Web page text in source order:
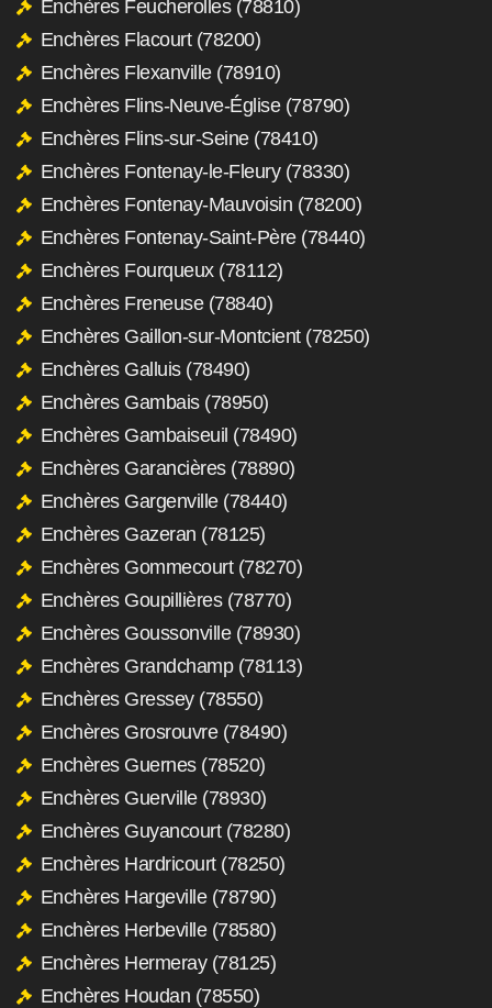
Enchères Feucherolles (78810)
Enchères Flacourt (78200)
Enchères Flexanville (78910)
Enchères Flins-Neuve-Église (78790)
Enchères Flins-sur-Seine (78410)
Enchères Fontenay-le-Fleury (78330)
Enchères Fontenay-Mauvoisin (78200)
Enchères Fontenay-Saint-Père (78440)
Enchères Fourqueux (78112)
Enchères Freneuse (78840)
Enchères Gaillon-sur-Montcient (78250)
Enchères Galluis (78490)
Enchères Gambais (78950)
Enchères Gambaiseuil (78490)
Enchères Garancières (78890)
Enchères Gargenville (78440)
Enchères Gazeran (78125)
Enchères Gommecourt (78270)
Enchères Goupillières (78770)
Enchères Goussonville (78930)
Enchères Grandchamp (78113)
Enchères Gressey (78550)
Enchères Grosrouvre (78490)
Enchères Guernes (78520)
Enchères Guerville (78930)
Enchères Guyancourt (78280)
Enchères Hardricourt (78250)
Enchères Hargeville (78790)
Enchères Herbeville (78580)
Enchères Hermeray (78125)
Enchères Houdan (78550)